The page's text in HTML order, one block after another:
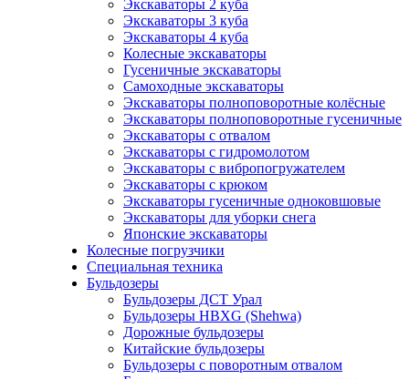
Экскаваторы 2 куба
Экскаваторы 3 куба
Экскаваторы 4 куба
Колесные экскаваторы
Гусеничные экскаваторы
Самоходные экскаваторы
Экскаваторы полноповоротные колёсные
Экскаваторы полноповоротные гусеничные
Экскаваторы с отвалом
Экскаваторы с гидромолотом
Экскаваторы с вибропогружателем
Экскаваторы с крюком
Экскаваторы гусеничные одноковшовые
Экскаваторы для уборки снега
Японские экскаваторы
Колесные погрузчики
Специальная техника
Бульдозеры
Бульдозеры ДСТ Урал
Бульдозеры HBXG (Shehwa)
Дорожные бульдозеры
Китайские бульдозеры
Бульдозеры с поворотным отвалом